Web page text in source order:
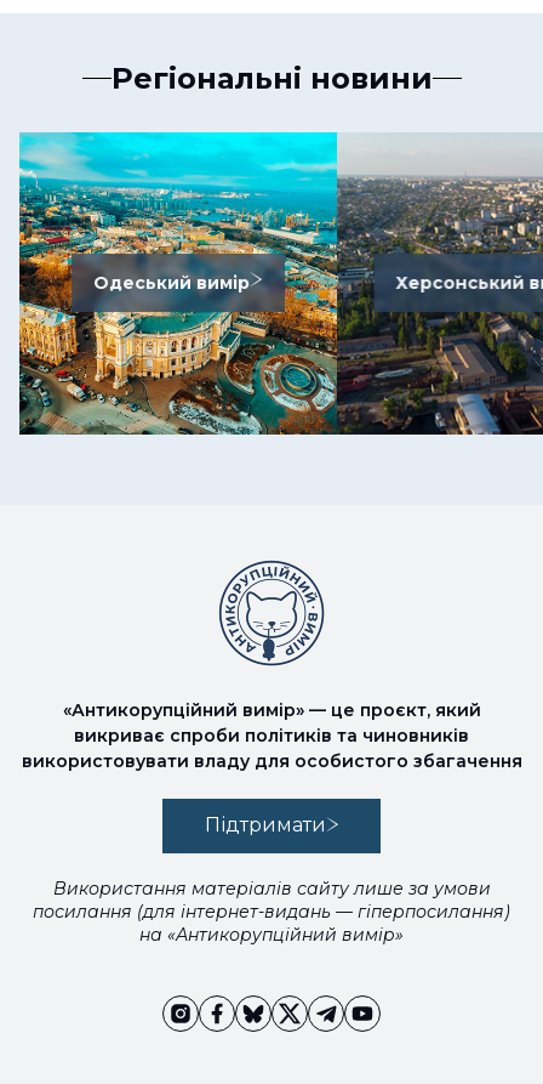
Регіональні новини
Одеський вимір Херсонський
«Антикорупційний вимір» — це проєкт, який
викриває спроби політиків та чиновників
використовувати владу для особистого збагачення
Підтримати
Використання матеріалів сайту лише за умови
посилання (для інтернет-видань — гіперпосилання)
на «Антикорупційний вимір»